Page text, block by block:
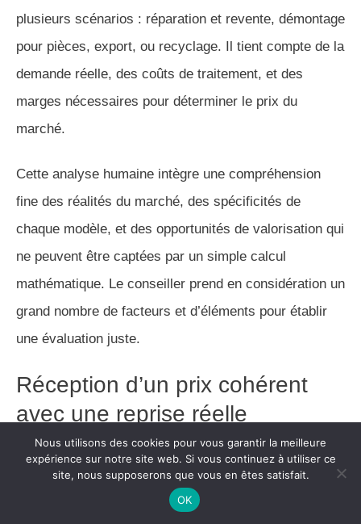
plusieurs scénarios : réparation et revente, démontage
pour pièces, export, ou recyclage. Il tient compte de la
demande réelle, des coûts de traitement, et des
marges nécessaires pour déterminer le prix du
marché.
Cette analyse humaine intègre une compréhension
fine des réalités du marché, des spécificités de
chaque modèle, et des opportunités de valorisation qui
ne peuvent être captées par un simple calcul
mathématique. Le conseiller prend en considération un
grand nombre de facteurs et d’éléments pour établir
une évaluation juste.
Réception d’un prix cohérent
avec une reprise réelle
Vous recevez unprix qui correspond à ce que nous
sommes réellement prêts à payerpour lerachat de
Nous utilisons des cookies pour vous garantir la meilleure
expérience sur notre site web. Si vous continuez à utiliser ce
site, nous supposerons que vous en êtes satisfait.
OK